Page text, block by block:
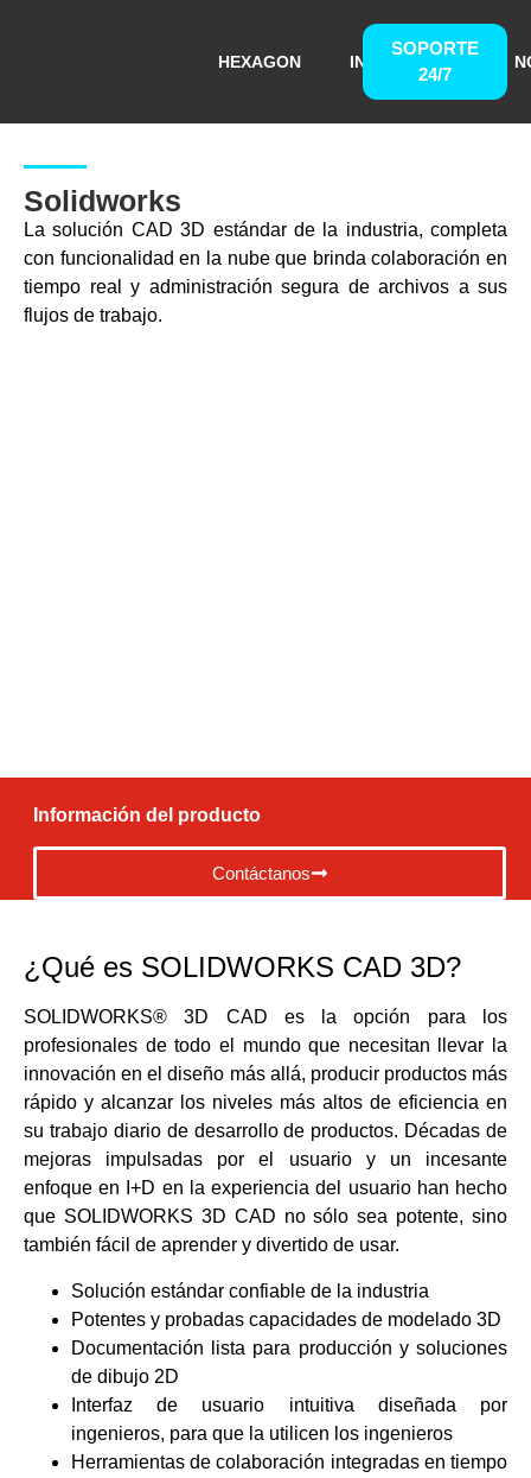
HEXAGON INSPECVISION
SOPORTE
24/7
Solidworks
La solución CAD 3D estándar de la industria, completa
con funcionalidad en la nube que brinda colaboración en
tiempo real y administración segura de archivos a sus
flujos de trabajo.
Información del producto
Contáctanos
¿Qué es SOLIDWORKS CAD 3D?
SOLIDWORKS® 3D CAD es la opción para los
profesionales de todo el mundo que necesitan llevar la
innovación en el diseño más allá, producir productos más
rápido y alcanzar los niveles más altos de eficiencia en
su trabajo diario de desarrollo de productos. Décadas de
mejoras impulsadas por el usuario y un incesante
enfoque en I+D en la experiencia del usuario han hecho
que SOLIDWORKS 3D CAD no sólo sea potente, sino
también fácil de aprender y divertido de usar.
Solución estándar confiable de la industria
Potentes y probadas capacidades de modelado 3D
Documentación lista para producción y soluciones
de dibujo 2D
Interfaz de usuario intuitiva diseñada por
ingenieros, para que la utilicen los ingenieros
Herramientas de colaboración integradas en tiempo